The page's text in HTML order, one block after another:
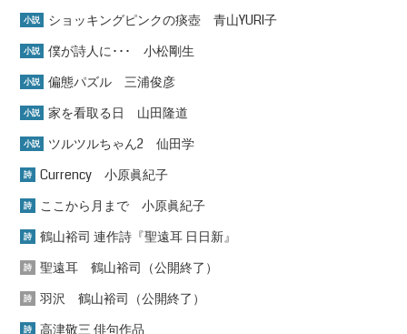
小説 ショッキングピンクの痰壺 青山YURI子
小説 僕が詩人に･･･ 小松剛生
小説 偏態パズル 三浦俊彦
小説 家を看取る日 山田隆道
小説 ツルツルちゃん2 仙田学
詩 Currency 小原眞紀子
詩 ここから月まで 小原眞紀子
詩 鶴山裕司 連作詩『聖遠耳 日日新』
詩 聖遠耳 鶴山裕司（公開終了）
詩 羽沢 鶴山裕司（公開終了）
詩 高津敬三 俳句作品